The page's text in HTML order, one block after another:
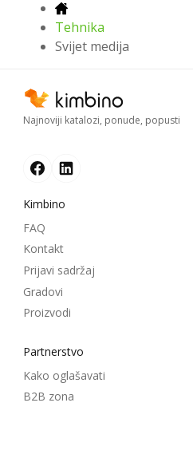
Tehnika
Svijet medija
Najnoviji katalozi, ponude, popusti
Kimbino
FAQ
Kontakt
Prijavi sadržaj
Gradovi
Proizvodi
Partnerstvo
Kako oglašavati
B2B zona